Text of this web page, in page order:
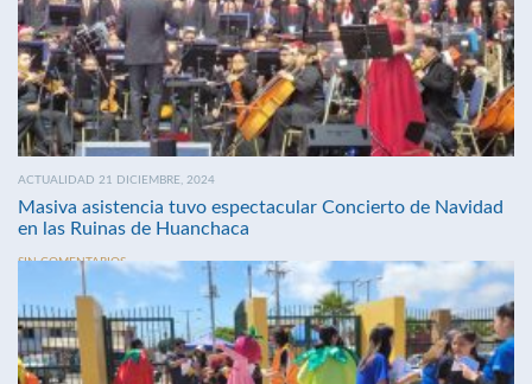
ACTUALIDAD 21 DICIEMBRE, 2024
Masiva asistencia tuvo espectacular Concierto de Navidad
en las Ruinas de Huanchaca
SIN COMENTARIOS